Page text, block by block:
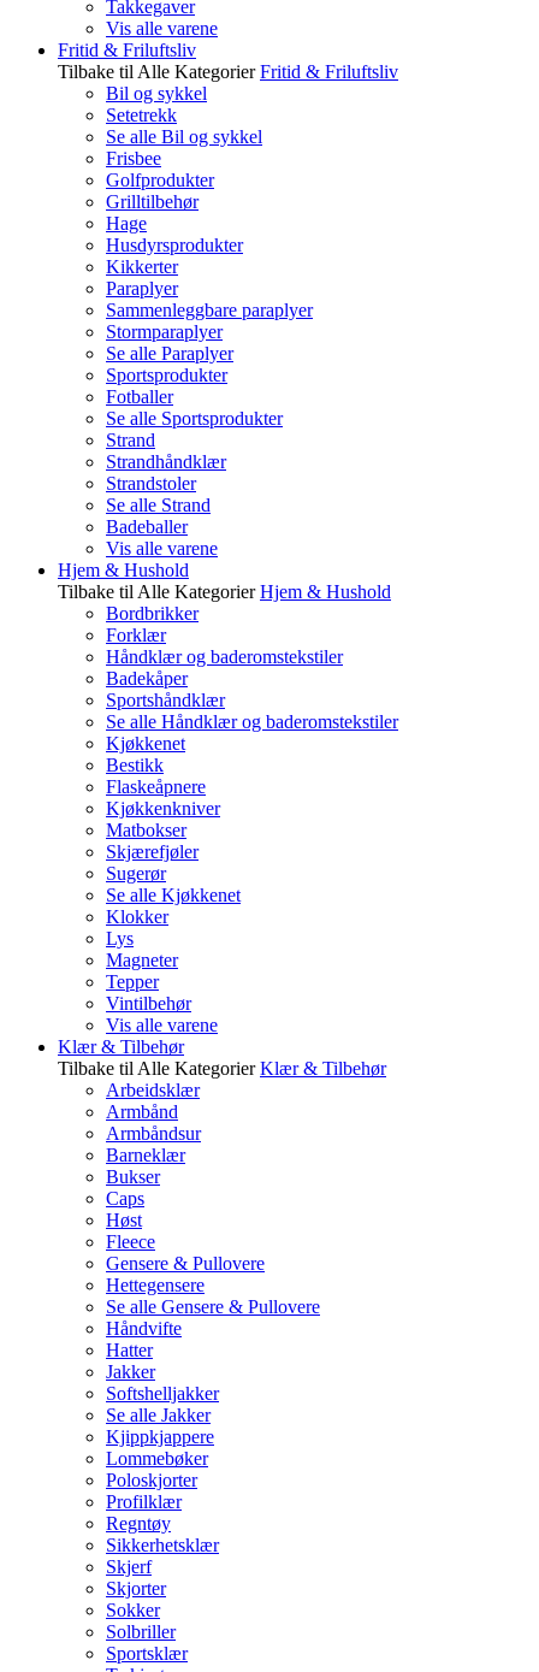
Takkegaver
Vis alle varene
Fritid & Friluftsliv
Tilbake til Alle Kategorier Fritid & Friluftsliv
Bil og sykkel
Setetrekk
Se alle Bil og sykkel
Frisbee
Golfprodukter
Grilltilbehør
Hage
Husdyrsprodukter
Kikkerter
Paraplyer
Sammenleggbare paraplyer
Stormparaplyer
Se alle Paraplyer
Sportsprodukter
Fotballer
Se alle Sportsprodukter
Strand
Strandhåndklær
Strandstoler
Se alle Strand
Badeballer
Vis alle varene
Hjem & Hushold
Tilbake til Alle Kategorier Hjem & Hushold
Bordbrikker
Forklær
Håndklær og baderomstekstiler
Badekåper
Sportshåndklær
Se alle Håndklær og baderomstekstiler
Kjøkkenet
Bestikk
Flaskeåpnere
Kjøkkenkniver
Matbokser
Skjærefjøler
Sugerør
Se alle Kjøkkenet
Klokker
Lys
Magneter
Tepper
Vintilbehør
Vis alle varene
Klær & Tilbehør
Tilbake til Alle Kategorier Klær & Tilbehør
Arbeidsklær
Armbånd
Armbåndsur
Barneklær
Bukser
Caps
Høst
Fleece
Gensere & Pullovere
Hettegensere
Se alle Gensere & Pullovere
Håndvifte
Hatter
Jakker
Softshelljakker
Se alle Jakker
Kjippkjappere
Lommebøker
Poloskjorter
Profilklær
Regntøy
Sikkerhetsklær
Skjerf
Skjorter
Sokker
Solbriller
Sportsklær